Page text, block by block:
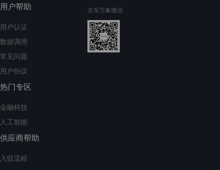
用户帮助
用户认证
数据调用
常见问题
用户协议
热门专区
金融科技
人工智能
供应商帮助
入驻流程
京东万象微信